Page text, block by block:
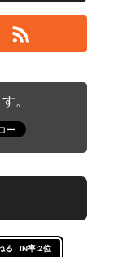
。
る IN率:2位